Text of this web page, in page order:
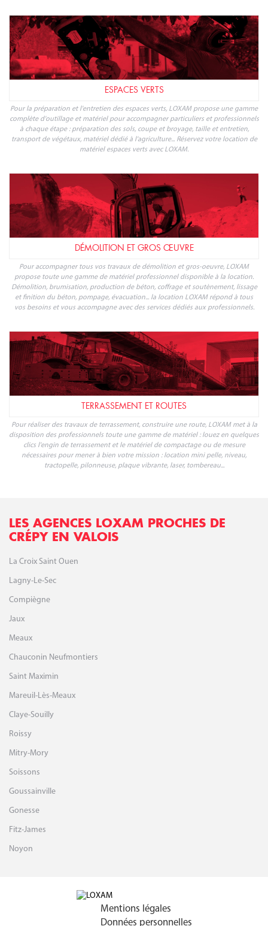
ESPACES VERTS
Pour la préparation et l'entretien des espaces verts, LOXAM propose une gamme
complète d'outillage et matériel pour accompagner particuliers et professionnels
à chaque étape : préparation des sols, coupe et broyage, taille et entretien,
transport de végétaux, matériel dédié à l'agriculture... Réservez votre location de
matériel espaces verts avec LOXAM.
DÉMOLITION ET GROS ŒUVRE
Pour accompagner tous vos travaux de démolition et gros-oeuvre, LOXAM
propose toute une gamme de matériel professionnel disponible à la location.
Démolition, brumisation, production de béton, coffrage et soutènement, lissage
et finition du béton, pompage, évacuation... la location LOXAM répond à tous
vos besoins et vous accompagne avec des services dédiés aux professionnels.
TERRASSEMENT ET ROUTES
Pour réaliser des travaux de terrassement, construire une route, LOXAM met à la
disposition des professionnels toute une gamme de matériel : louez en quelques
clics l'engin de terrassement et le matériel de compactage ou de mesure
nécessaires pour mener à bien votre mission : location mini pelle, niveau,
tractopelle, pilonneuse, plaque vibrante, laser, tombereau...
LES AGENCES LOXAM PROCHES DE
CRÉPY EN VALOIS
La Croix Saint Ouen
Lagny-Le-Sec
Compiègne
Jaux
Meaux
Chauconin Neufmontiers
Saint Maximin
Mareuil-Lès-Meaux
Claye-Souilly
Roissy
Mitry-Mory
Soissons
Goussainville
Gonesse
Fitz-James
Noyon
Mentions légales
Données personnelles